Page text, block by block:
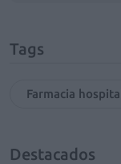
Tags
Farmacia
Destacados